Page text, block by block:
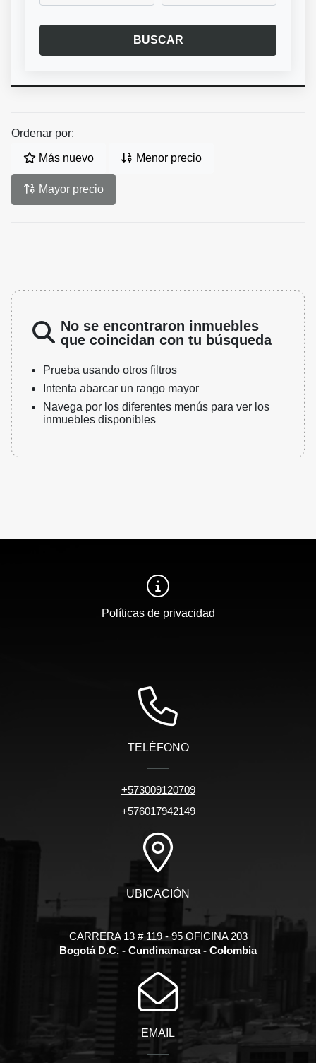
BUSCAR
Ordenar por:
Más nuevo Menor precio
Mayor precio
No se encontraron inmuebles
que coincidan con tu búsqueda
Prueba usando otros filtros
Intenta abarcar un rango mayor
Navega por los diferentes menús para ver los
inmuebles disponibles
Políticas de privacidad
TELÉFONO
+573009120709
+576017942149
UBICACIÓN
CARRERA 13 # 119 - 95 OFICINA 203
Bogotá D.C. - Cundinamarca - Colombia
EMAIL